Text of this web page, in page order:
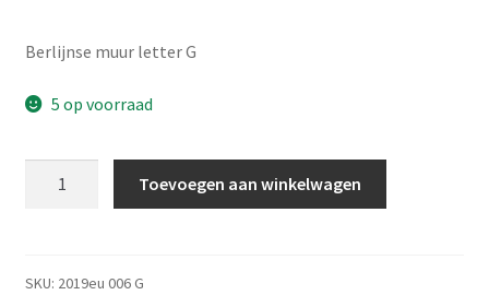
Berlijnse muur letter G
5 op voorraad
2019
Toevoegen aan winkelwagen
SKU: 2019eu 006 G